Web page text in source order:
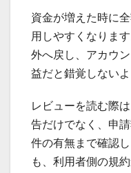
資金が増えた時に
用しやすくなりま
外へ戻し、アカウ
益だと錯覚しないよ
レビューを読む際
告だけでなく、申
件の有無まで確認
も、利用者側の規